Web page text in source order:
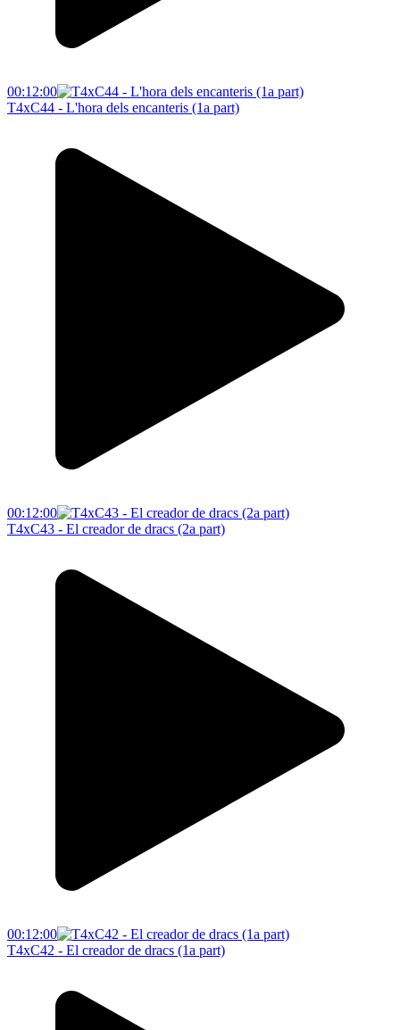
00:12:00
T4xC44 - L'hora dels encanteris (1a part)
00:12:00
T4xC43 - El creador de dracs (2a part)
00:12:00
T4xC42 - El creador de dracs (1a part)